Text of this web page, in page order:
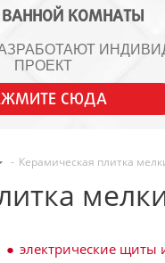
КОМНАТЫ
ПРОЕКТ
СЮДА
- Керамическая плитка
электрические